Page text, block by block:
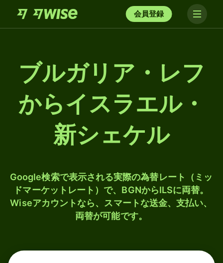
会員登録
ブルガリア・レフ
からイスラエル・
新シェケル
Google検索で表示される実際の為替レート（ミッ
ドマーケットレート）で、BGNからILSに両替。
Wiseアカウントなら、スマートな送金、支払い、
両替が可能です。